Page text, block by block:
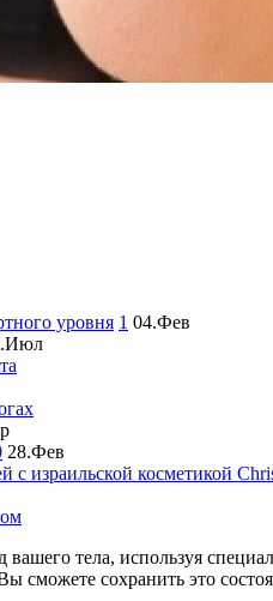
уровня 1 04.Фев
28.Фев
с израильской косметикой
тела, используя
сможете сохранить это